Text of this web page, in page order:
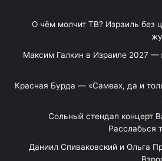
«О чём молчит ТВ? Израиль без
Максим Галкин в Израиле 2027 —
Красная Бурда — «Самеах, да и
"Сольный стендап концерт
Расслабься
"Даниил Спиваковский и Ольга